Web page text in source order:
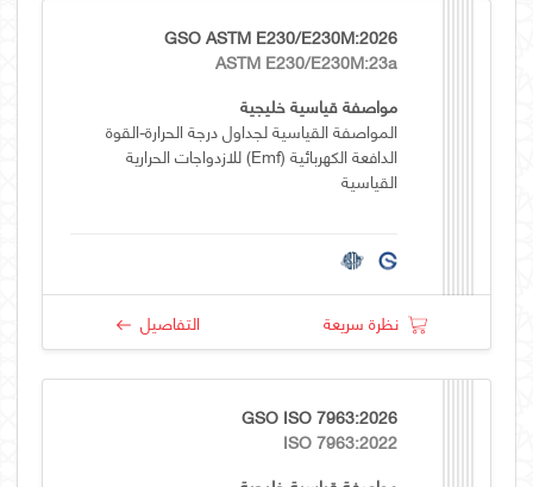
GSO ASTM E230/E230M:2026
ASTM E230/E230M:23a
مواصفة قياسية خليجية
المواصفة القياسية لجداول درجة الحرارة-القوة
الدافعة الكهربائية (emf) للازدواجات الحرارية
القياسية
نظرة سريعة التفاصيل
GSO ISO 7963:2026
ISO 7963:2022